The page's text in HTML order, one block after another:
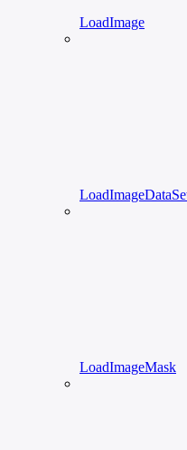
LoadImage
LoadImageMask